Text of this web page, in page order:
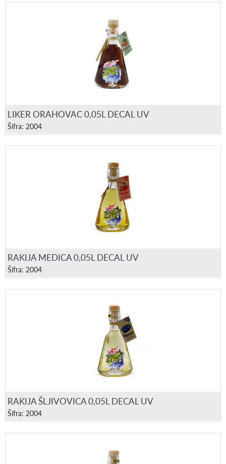
LIKER ORAHOVAC 0,05L DECAL UV
Šifra: 2004
RAKIJA MEDICA 0,05L DECAL UV
Šifra: 2004
RAKIJA ŠLJIVOVICA 0,05L DECAL UV
Šifra: 2004